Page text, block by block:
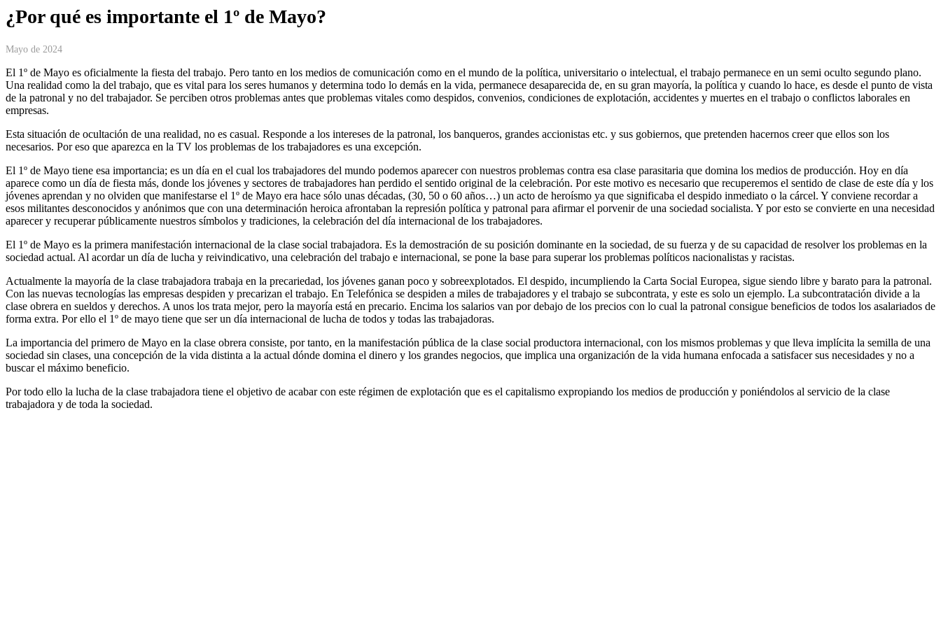
¿Por qué es importante el 1º de Mayo?
Mayo de 2024
El 1º de Mayo es oficialmente la fiesta del trabajo. Pero tanto en los medios de comunicación como en el mundo de la política, universitario o intelectual, el trabajo permanece en un semi oculto segundo plano.
Una realidad como la del trabajo, que es vital para los seres humanos y determina todo lo demás en la vida, permanece desaparecida de, en su gran mayoría, la política y cuando lo hace, es desde el punto de vista
de la patronal y no del trabajador. Se perciben otros problemas antes que problemas vitales como despidos, convenios, condiciones de explotación, accidentes y muertes en el trabajo o conflictos laborales en
empresas.
Esta situación de ocultación de una realidad, no es casual. Responde a los intereses de la patronal, los banqueros, grandes accionistas etc. y sus gobiernos, que pretenden hacernos creer que ellos son los
necesarios. Por eso que aparezca en la TV los problemas de los trabajadores es una excepción.
El 1º de Mayo tiene esa importancia; es un día en el cual los trabajadores del mundo podemos aparecer con nuestros problemas contra esa clase parasitaria que domina los medios de producción. Hoy en día
aparece como un día de fiesta más, donde los jóvenes y sectores de trabajadores han perdido el sentido original de la celebración. Por este motivo es necesario que recuperemos el sentido de clase de este día y los
jóvenes aprendan y no olviden que manifestarse el 1º de Mayo era hace sólo unas décadas, (30, 50 o 60 años…) un acto de heroísmo ya que significaba el despido inmediato o la cárcel. Y conviene recordar a
esos militantes desconocidos y anónimos que con una determinación heroica afrontaban la represión política y patronal para afirmar el porvenir de una sociedad socialista. Y por esto se convierte en una necesidad
aparecer y recuperar públicamente nuestros símbolos y tradiciones, la celebración del día internacional de los trabajadores.
El 1º de Mayo es la primera manifestación internacional de la clase social trabajadora. Es la demostración de su posición dominante en la sociedad, de su fuerza y de su capacidad de resolver los problemas en la
sociedad actual. Al acordar un día de lucha y reivindicativo, una celebración del trabajo e internacional, se pone la base para superar los problemas políticos nacionalistas y racistas.
Actualmente la mayoría de la clase trabajadora trabaja en la precariedad, los jóvenes ganan poco y sobreexplotados. El despido, incumpliendo la Carta Social Europea, sigue siendo libre y barato para la patronal.
Con las nuevas tecnologías las empresas despiden y precarizan el trabajo. En Telefónica se despiden a miles de trabajadores y el trabajo se subcontrata, y este es solo un ejemplo. La subcontratación divide a la
clase obrera en sueldos y derechos. A unos los trata mejor, pero la mayoría está en precario. Encima los salarios van por debajo de los precios con lo cual la patronal consigue beneficios de todos los asalariados de
forma extra. Por ello el 1º de mayo tiene que ser un día internacional de lucha de todos y todas las trabajadoras.
La importancia del primero de Mayo en la clase obrera consiste, por tanto, en la manifestación pública de la clase social productora internacional, con los mismos problemas y que lleva implícita la semilla de una
sociedad sin clases, una concepción de la vida distinta a la actual dónde domina el dinero y los grandes negocios, que implica una organización de la vida humana enfocada a satisfacer sus necesidades y no a
buscar el máximo beneficio.
Por todo ello la lucha de la clase trabajadora tiene el objetivo de acabar con este régimen de explotación que es el capitalismo expropiando los medios de producción y poniéndolos al servicio de la clase
trabajadora y de toda la sociedad.